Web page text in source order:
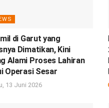
di Garut yang
Dimatikan, Kini
Alami Proses Lahiran
Operasi Sesar
13 Juni 2026